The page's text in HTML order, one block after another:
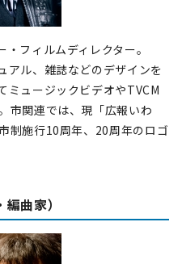
フィルムディレクター。
アル、雑誌などのデザインを
ミュージックビデオやTVCM
市関連では、現「広報いわ
制施行10周年、20周年のロゴ
曲家）